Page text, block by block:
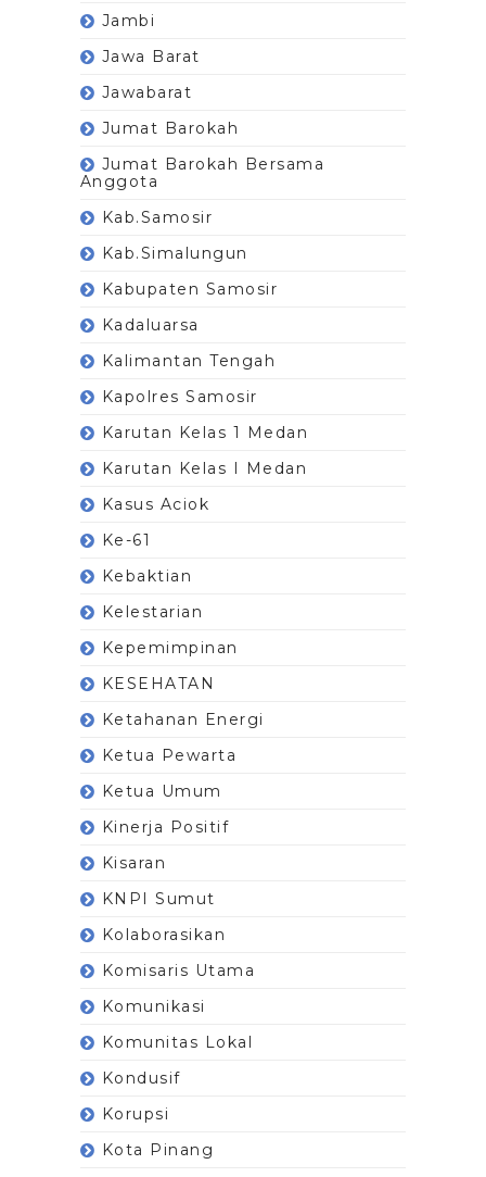
Jambi
Jawa Barat
Jawabarat
Jumat Barokah
Jumat Barokah Bersama
Anggota
Kab.Samosir
Kab.Simalungun
Kabupaten Samosir
Kadaluarsa
Kalimantan Tengah
Kapolres Samosir
Karutan Kelas 1 Medan
Karutan Kelas I Medan
Kasus Aciok
Ke-61
Kebaktian
Kelestarian
Kepemimpinan
KESEHATAN
Ketahanan Energi
Ketua Pewarta
Ketua Umum
Kinerja Positif
Kisaran
KNPI Sumut
Kolaborasikan
Komisaris Utama
Komunikasi
Komunitas Lokal
Kondusif
Korupsi
Kota Pinang